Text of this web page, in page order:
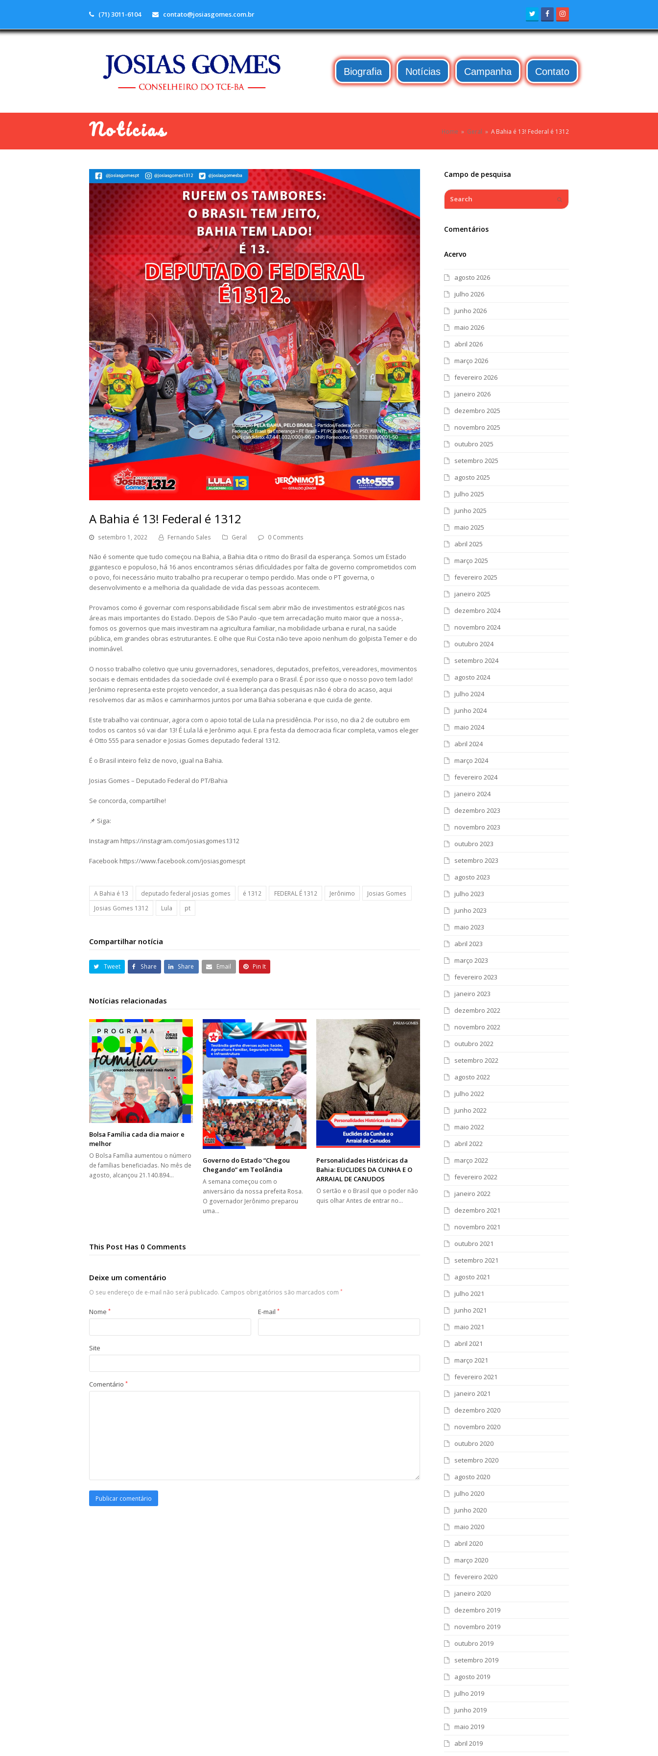
(71) 3011-6104 contato@josiasgomes.com.br TwitterFacebook
Biografia Notícias Campanha Contato
Notícias Home » Geral » A Bahia é 13! Federal é 1312
A Bahia é 13! Federal é 1312
setembro 1, 2022 Fernando Sales Geral 0 Comments
Não é somente que tudo começou na Bahia, a Bahia dita o ritmo do Brasil da esperança. Somos um Estado
gigantesco e populoso, há 16 anos encontramos sérias dificuldades por falta de governo comprometidos com
o povo, foi necessário muito trabalho pra recuperar o tempo perdido. Mas onde o PT governa, o
desenvolvimento e a melhoria da qualidade de vida das pessoas acontecem.
Provamos como é governar com responsabilidade fiscal sem abrir mão de investimentos estratégicos nas
áreas mais importantes do Estado. Depois de São Paulo -que tem arrecadação muito maior que a nossa-,
fomos os governos que mais investiram na agricultura familiar, na mobilidade urbana e rural, na saúde
pública, em grandes obras estruturantes. E olhe que Rui Costa não teve apoio nenhum do golpista Temer e do
inominável.
O nosso trabalho coletivo que uniu governadores, senadores, deputados, prefeitos, vereadores, movimentos
sociais e demais entidades da sociedade civil é exemplo para o Brasil. É por isso que o nosso povo tem lado!
Jerônimo representa este projeto vencedor, a sua liderança das pesquisas não é obra do acaso, aqui
resolvemos dar as mãos e caminharmos juntos por uma Bahia soberana e que cuida de gente.
Este trabalho vai continuar, agora com o apoio total de Lula na presidência. Por isso, no dia 2 de outubro em
todos os cantos só vai dar 13! É Lula lá e Jerônimo aqui. E pra festa da democracia ficar completa, vamos eleger
é Otto 555 para senador e Josias Gomes deputado federal 1312.
É o Brasil inteiro feliz de novo, igual na Bahia.
Josias Gomes – Deputado Federal do PT/Bahia
Se concorda, compartilhe!
📌 Siga:
Instagram https://instagram.com/josiasgomes1312
Facebook https://www.facebook.com/josiasgomespt
A Bahia é 13 deputado federal josias gomes é 1312 FEDERAL É 1312 Jerônimo
Josias Gomes
Josias Gomes 1312
Lula pt
Compartilhar notícia
Tweet Share Share Email Pin It
Notícias relacionadas
Bolsa Família cada dia maior e
melhor
O Bolsa Família aumentou o número
de famílias beneficiadas. No mês de
agosto, alcançou 21.140.894…
Governo do Estado “Chegou
Chegando” em Teolândia
A semana começou com o
aniversário da nossa prefeita Rosa.
O governador Jerônimo preparou
uma…
Personalidades Históricas da
Bahia: EUCLIDES DA CUNHA E O
ARRAIAL DE CANUDOS
O sertão e o Brasil que o poder não
quis olhar Antes de entrar no…
This Post Has 0 Comments
Deixe um comentário
O seu endereço de e-mail não será publicado. Campos obrigatórios são marcados com *
Nome * E-mail *
Site
Comentário *
Campo de pesquisa
Search
Comentários
Acervo
agosto 2026
julho 2026
junho 2026
maio 2026
abril 2026
março 2026
fevereiro 2026
janeiro 2026
dezembro 2025
novembro 2025
outubro 2025
setembro 2025
agosto 2025
julho 2025
junho 2025
maio 2025
abril 2025
março 2025
fevereiro 2025
janeiro 2025
dezembro 2024
novembro 2024
outubro 2024
setembro 2024
agosto 2024
julho 2024
junho 2024
maio 2024
abril 2024
março 2024
fevereiro 2024
janeiro 2024
dezembro 2023
novembro 2023
outubro 2023
setembro 2023
agosto 2023
julho 2023
junho 2023
maio 2023
abril 2023
março 2023
fevereiro 2023
janeiro 2023
dezembro 2022
novembro 2022
outubro 2022
setembro 2022
agosto 2022
julho 2022
junho 2022
maio 2022
abril 2022
março 2022
fevereiro 2022
janeiro 2022
dezembro 2021
novembro 2021
outubro 2021
setembro 2021
agosto 2021
julho 2021
junho 2021
maio 2021
abril 2021
março 2021
fevereiro 2021
janeiro 2021
dezembro 2020
novembro 2020
outubro 2020
setembro 2020
agosto 2020
julho 2020
junho 2020
maio 2020
abril 2020
março 2020
fevereiro 2020
janeiro 2020
dezembro 2019
novembro 2019
outubro 2019
setembro 2019
agosto 2019
julho 2019
junho 2019
maio 2019
abril 2019